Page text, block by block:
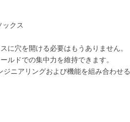
クス
に穴を開ける必要はもうありません。
ルドでの集中力を維持できます。
ニアリングおよび機能を組み合わせる